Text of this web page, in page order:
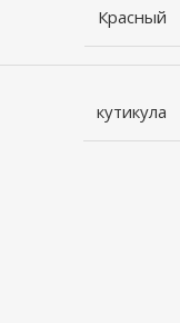
Красный
кутикула